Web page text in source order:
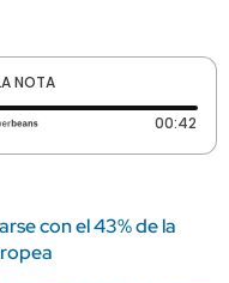
NOTA
0 segundos 00:42
con el 43% de la